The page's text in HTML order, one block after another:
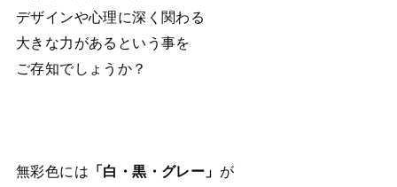
デザインや心理に深く関わる
大きな力があるという事を
ご存知でしょうか？
無彩色には 「白・黒・グレー」 が